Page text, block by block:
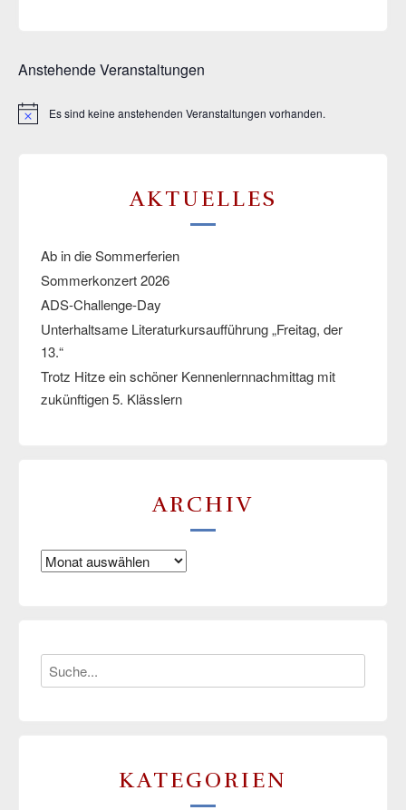
Anstehende Veranstaltungen
HinweisEs sind keine anstehenden Veranstaltungen vorhanden.
AKTUELLES
Ab in die Sommerferien
Sommerkonzert 2026
ADS-Challenge-Day
Unterhaltsame Literaturkursaufführung „Freitag, der
13.“
Trotz Hitze ein schöner Kennenlernnachmittag mit
zukünftigen 5. Klässlern
ARCHIV
Archiv
KATEGORIEN